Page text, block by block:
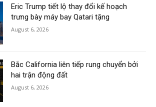
Eric Trump tiết lộ thay đổi kế hoạch
trưng bày máy bay Qatari tặng
August 6, 2026
Bắc California liên tiếp rung chuyển bởi
hai trận động đất
August 6, 2026